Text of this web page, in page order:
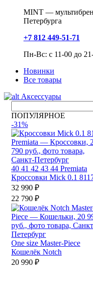
MINT —
Петербурга
+7 812 449-51-71
Пн-Вс: с 11-00 до
Новинки
Все товары
Аксессуары
ПОПУЛЯРНОЕ
-31%
40 41 42 43 44 Premiata
Кроссовки Mick 0.1
32 990 ₽
22 790 ₽
One size Master-Piece
Кошелёк Notch
20 990 ₽